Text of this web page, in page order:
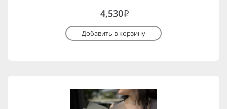
4,530i
Добавить в корзину